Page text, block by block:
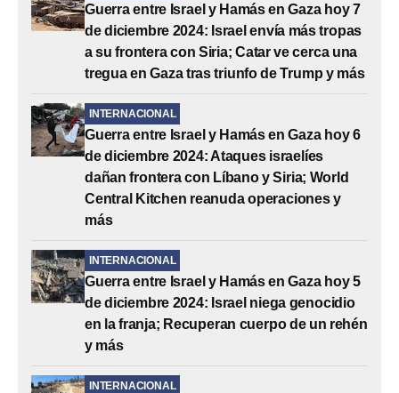
Guerra entre Israel y Hamás en Gaza hoy 7
de diciembre 2024: Israel envía más tropas
a su frontera con Siria; Catar ve cerca una
tregua en Gaza tras triunfo de Trump y más
INTERNACIONAL
Guerra entre Israel y Hamás en Gaza hoy 6
de diciembre 2024: Ataques israelíes
dañan frontera con Líbano y Siria; World
Central Kitchen reanuda operaciones y
más
INTERNACIONAL
Guerra entre Israel y Hamás en Gaza hoy 5
de diciembre 2024: Israel niega genocidio
en la franja; Recuperan cuerpo de un rehén
y más
INTERNACIONAL